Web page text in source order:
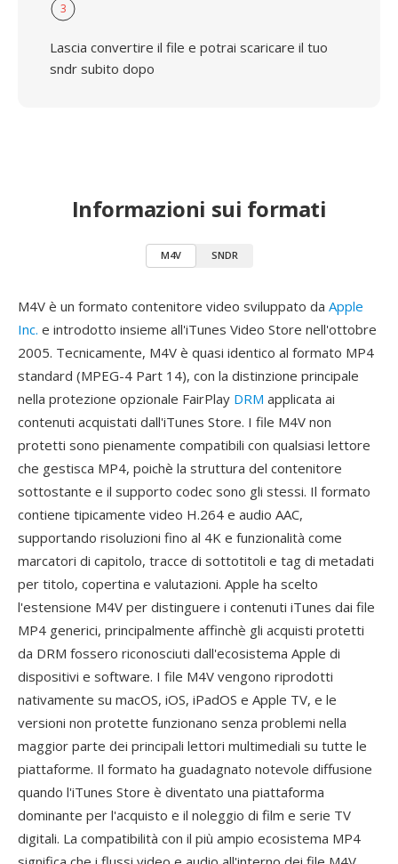
3
Lascia convertire il file e potrai scaricare il tuo
sndr subito dopo
Informazioni sui formati
M4V SNDR
M4V è un formato contenitore video sviluppato da Apple
Inc. e introdotto insieme all'iTunes Video Store nell'ottobre
2005. Tecnicamente, M4V è quasi identico al formato MP4
standard (MPEG-4 Part 14), con la distinzione principale
nella protezione opzionale FairPlay DRM applicata ai
contenuti acquistati dall'iTunes Store. I file M4V non
protetti sono pienamente compatibili con qualsiasi lettore
che gestisca MP4, poichè la struttura del contenitore
sottostante e il supporto codec sono gli stessi. Il formato
contiene tipicamente video H.264 e audio AAC,
supportando risoluzioni fino al 4K e funzionalità come
marcatori di capitolo, tracce di sottotitoli e tag di metadati
per titolo, copertina e valutazioni. Apple ha scelto
l'estensione M4V per distinguere i contenuti iTunes dai file
MP4 generici, principalmente affinchè gli acquisti protetti
da DRM fossero riconosciuti dall'ecosistema Apple di
dispositivi e software. I file M4V vengono riprodotti
nativamente su macOS, iOS, iPadOS e Apple TV, e le
versioni non protette funzionano senza problemi nella
maggior parte dei principali lettori multimediali su tutte le
piattaforme. Il formato ha guadagnato notevole diffusione
quando l'iTunes Store è diventato una piattaforma
dominante per l'acquisto e il noleggio di film e serie TV
digitali. La compatibilità con il più ampio ecosistema MP4